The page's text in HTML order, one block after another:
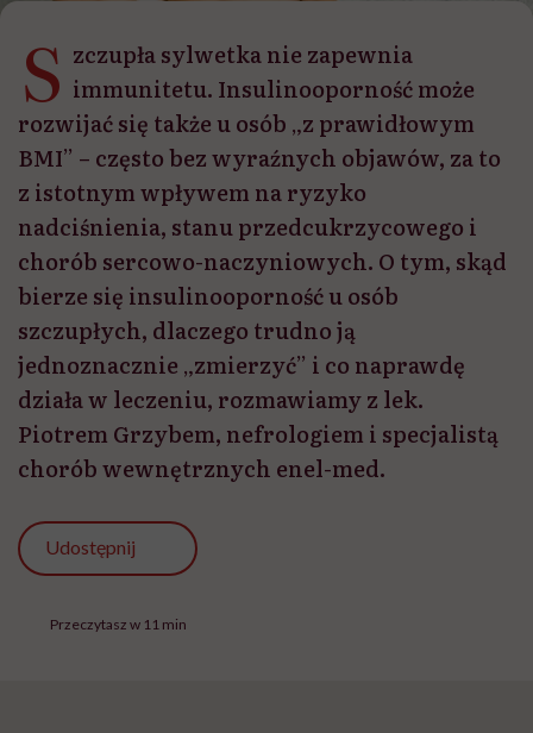
S zczupła sylwetka nie zapewnia
immunitetu. Insulinooporność może
rozwijać się także u osób „z prawidłowym
BMI” – często bez wyraźnych objawów, za to
z istotnym wpływem na ryzyko
nadciśnienia, stanu przedcukrzycowego i
chorób sercowo-naczyniowych. O tym, skąd
bierze się insulinooporność u osób
szczupłych, dlaczego trudno ją
jednoznacznie „zmierzyć” i co naprawdę
działa w leczeniu, rozmawiamy z lek.
Piotrem Grzybem, nefrologiem i specjalistą
chorób wewnętrznych enel-med.
Udostępnij
Przeczytasz w 11 min